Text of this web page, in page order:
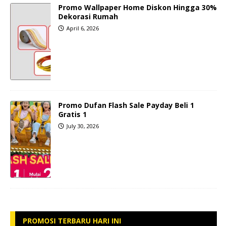
Promo Wallpaper Home Diskon Hingga 30%
Dekorasi Rumah
April 6, 2026
Promo Dufan Flash Sale Payday Beli 1
Gratis 1
July 30, 2026
PROMOSI TERBARU HARI INI